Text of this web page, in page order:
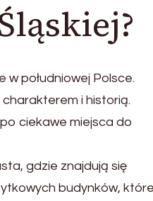
w południowej Polsce.
i historią.
ciekawe miejsca do
gdzie znajdują się
budynków, które